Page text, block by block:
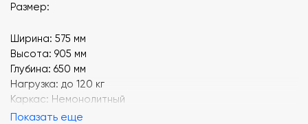
Размер:
Ширина: 575 мм
Высота: 905 мм
Глубина: 650 мм
Нагрузка: до 120 кг
Каркас: Немонолитный
Показать еще